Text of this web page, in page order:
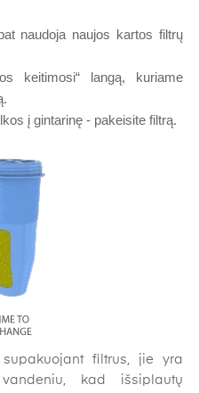
naudoja naujos kartos filtrų
keitimosi“ langą, kuriame
į gintarinę - pakeisite filtrą.
filtrus, jie yra
kad išsiplautų